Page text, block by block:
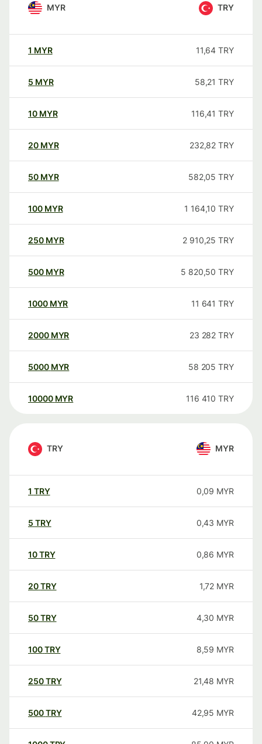
MYR TRY
1 MYR 11,64 TRY
5 MYR 58,21 TRY
10 MYR 116,41 TRY
20 MYR 232,82 TRY
50 MYR 582,05 TRY
100 MYR 1 164,10 TRY
250 MYR 2 910,25 TRY
500 MYR 5 820,50 TRY
1000 MYR 11 641 TRY
2000 MYR 23 282 TRY
5000 MYR 58 205 TRY
10000 MYR 116 410 TRY
TRY MYR
1 TRY 0,09 MYR
5 TRY 0,43 MYR
10TRY 0,86 MYR
20TRY 1,72 MYR
50TRY 4,30 MYR
100TRY 8,59 MYR
250TRY 21,48 MYR
500TRY 42,95 MYR